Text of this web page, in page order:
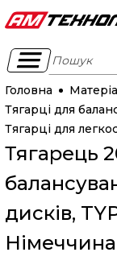
Пошук
Головна
Тягарці для
Тягарці для
Тягарець
дисків,
Німеччина